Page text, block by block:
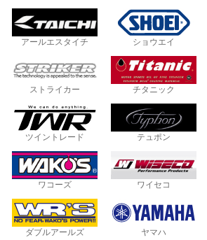
アールエスタイチ ショウエイ
ストライカー チタニック
ツイントレード テュポン
ワコーズ ワイセコ
ダブルアールズ ヤマハ